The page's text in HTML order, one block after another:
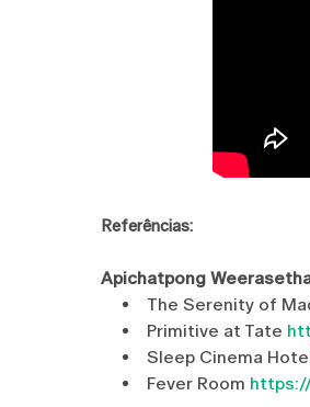
Referências:
Apichatpong
The Serenity of
Primitive at Tate
Sleep Cinema
Fever Room